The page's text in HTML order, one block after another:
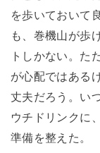
を歩いておいて
も、巻機山が歩
トしかない。た
が心配ではある
丈夫だろう。い
ウチドリンクに
準備を整えた。